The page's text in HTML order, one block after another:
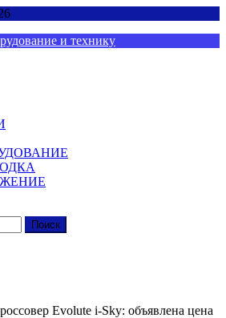
и технику
Evolute i-Sky: объявлена цена